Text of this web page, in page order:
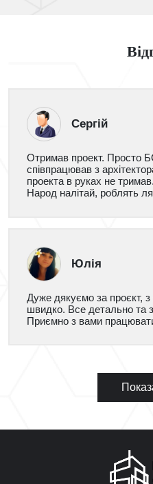
Сергій
Отримав проект. Просто
співпрацював з
проекта в руках не
Народ налітай, роблять
Юлія
Дуже дякуємо за проєкт,
швидко. Все детально та
Приємно з вами